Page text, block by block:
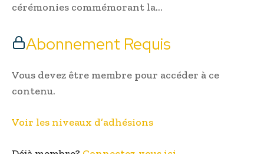
cérémonies commémorant la…
Abonnement Requis
Vous devez être membre pour accéder à ce
contenu.
Voir les niveaux d’adhésions